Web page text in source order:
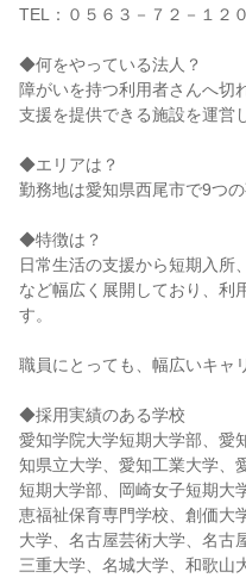
TEL：０５６３－７２－１２０
◆何をやっている法人？
障がいを持つ利用者さんへ切
支援を提供できる施設を運営
◆エリアは？
勤務地は愛知県西尾市で9つの
◆特徴は？
日常生活の支援から短期入所
など幅広く展開しており、利
す。
職員にとっても、幅広いキャ
◆採用実績のある学校
愛知学院大学短期大学部、愛
知県立大学、愛知工業大学、
短期大学部、岡崎女子短期大
恵福祉保育専門学校、創価大
大学、名古屋芸術大学、名古
三重大学、名城大学、和歌山